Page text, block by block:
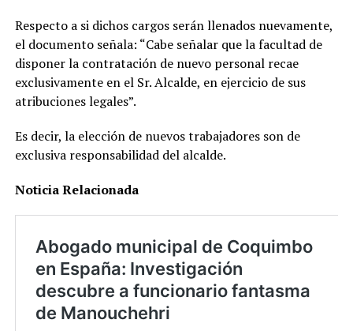
Respecto a si dichos cargos serán llenados nuevamente,
el documento señala: “Cabe señalar que la facultad de
disponer la contratación de nuevo personal recae
exclusivamente en el Sr. Alcalde, en ejercicio de sus
atribuciones legales”.
Es decir, la elección de nuevos trabajadores son de
exclusiva responsabilidad del alcalde.
Noticia Relacionada